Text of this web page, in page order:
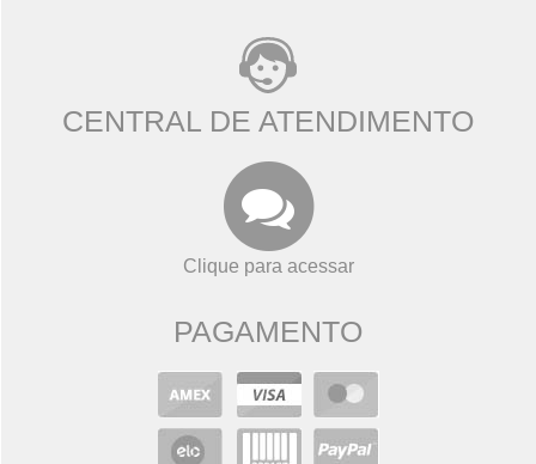
CENTRAL DE ATENDIMENTO
Clique para acessar
PAGAMENTO